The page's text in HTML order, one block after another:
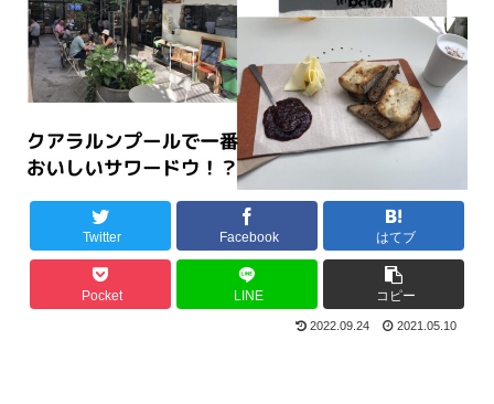
Twitter Facebook はてブ
Pocket LINE コピー
2022.09.24 2021.05.10